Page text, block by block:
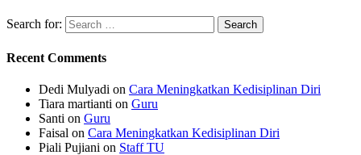
Search for:
Recent Comments
Dedi Mulyadi on Cara Meningkatkan Kedisiplinan Diri
Tiara martianti on Guru
Santi on Guru
Faisal on Cara Meningkatkan Kedisiplinan Diri
Piali Pujiani on Staff TU